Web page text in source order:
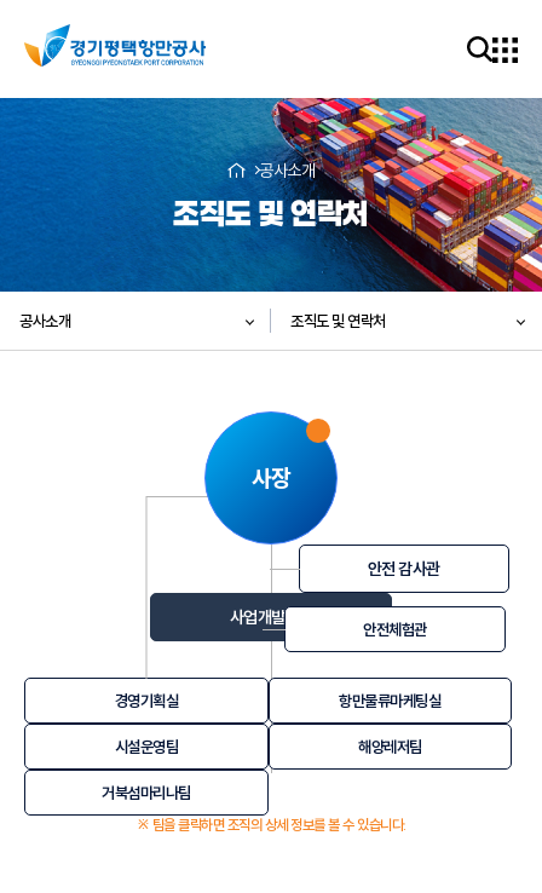
공사소개
조직도 및 연락처
공사소개 조직도 및 연락처
사장
안전 감사관
사업개발본부
경영기획실 항만물류마케팅실
시설운영팀 해양레저팀
거북섬마리나팀
안전체험관
※ 팀을 클릭하면 조직의 상세 정보를 볼 수 있습니다.